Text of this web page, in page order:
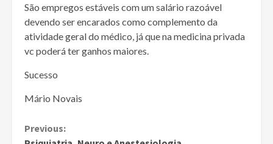
São empregos estáveis com um salário razoável
devendo ser encarados como complemento da
atividade geral do médico, já que na medicina privada
vc poderá ter ganhos maiores.
Sucesso
Mário Novais
Continue
Previous: